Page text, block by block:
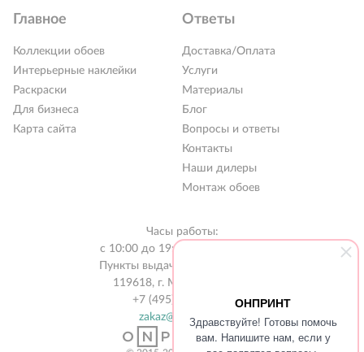
ОНПРИНТ
Здравствуйте! Готовы помочь
вам. Напишите нам, если у
Обои под покраску
Интерьерные картины
Главное
Коллекции обоев
Интерьерные наклейки
Раскраски
Для бизнеса
Карта сайта
Ответы
Доставка/Оплата
Услуги
Материалы
Блог
Вопросы и ответы
Контакты
Наши дилеры
Монтаж обоев
Часы работы:
с 10:00 до 19:00 без выходных
Пункты выдачи в 31 городе РФ
119618, г. Москва, а/я 519
+7 (495) 134-13-56
zakaz@onprint.ru